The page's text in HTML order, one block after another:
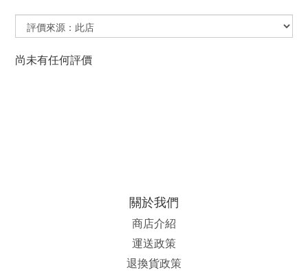
尚未有任何評價
關於我們
商店介紹
運送政策
退換貨政策